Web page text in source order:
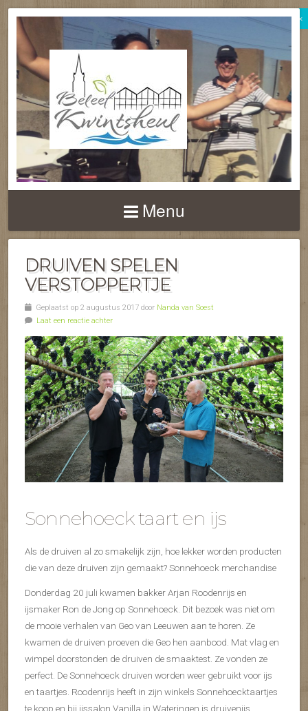
BELEEF
KWINTSHEUL
Menu
DRUIVEN SPELEN
VERSTOPPERTJE
Geplaatst op 2 augustus 2017 door Nanda van Soest
Laat een reactie achter
Sonnehoeck taart en ijs
Als de druiven al zo smakelijk zijn, hoe lekker worden producten
die van deze druiven zijn gemaakt? Sonnehoeck merchandise
Donderdag 20 juli kwamen bakker Arjan Roodenrijs en
ijsmaker Ron de Jong op Sonnehoeck. Dit bezoek was niet om
de mooie verhalen van Geo van Leeuwen aan te horen. Ze
kwamen de druiven proeven die Geo hen aanbood. Mat vlag en
wimpel doorstonden de druiven de smaaktest. Ze vonden ze
perfect. De Sonnehoeck druiven worden weer gebruikt voor ijs
en taartjes. Roodenrijs heeft in zijn winkels Sonnehoecktaartjes
te koop en bij ijssalon Vanilla in Wateringen is druivenijs
×